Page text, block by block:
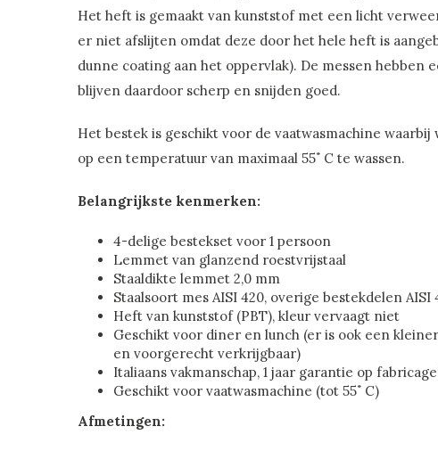
Het heft is gemaakt van kunststof met een licht
er niet afslijten omdat deze door het hele heft is
dunne coating aan het oppervlak). De messen hebben
blijven daardoor scherp en snijden goed.
Het bestek is geschikt voor de vaatwasmachine
op een temperatuur van maximaal 55˚ C te wassen.
Belangrijkste kenmerken:
4-delige bestekset voor 1 persoon
Lemmet van glanzend roestvrijstaal
Staaldikte lemmet 2,0 mm
Staalsoort mes AISI 420, overige bestekdelen AISI
Heft van kunststof (PBT), kleur vervaagt niet
Geschikt voor diner en lunch (er is ook een
en voorgerecht verkrijgbaar)
Italiaans vakmanschap, 1 jaar garantie op
Geschikt voor vaatwasmachine (tot 55˚ C)
Afmetingen: